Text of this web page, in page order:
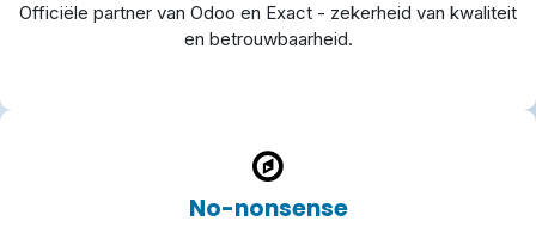
Officiële partner van Odoo en Exact - zekerheid van kwaliteit
en betrouwbaarheid.
No-nonsense